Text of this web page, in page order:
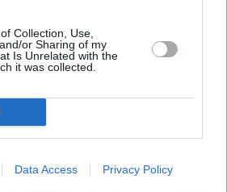
Collection, Use,
or Sharing of my
Is Unrelated with the
it was collected.
Data Access Privacy Policy
παγκόσμια οικονομία